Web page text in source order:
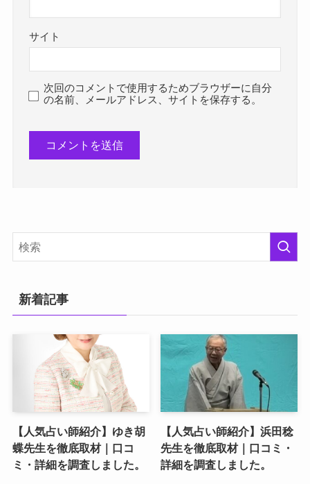
サイト
次回のコメントで使用するためブラウザーに自分
の名前、メールアドレス、サイトを保存する。
新着記事
【人気占い師紹介】ゆき胡
蝶先生を徹底取材｜口コ
ミ・詳細を調査しました。
【人気占い師紹介】浜田稔
先生を徹底取材｜口コミ・
詳細を調査しました。